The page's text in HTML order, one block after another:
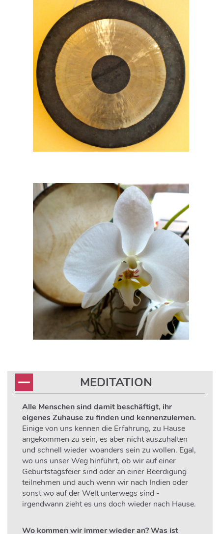
MEDITATION
Alle Menschen sind damit beschäftigt, ihr
eigenes Zuhause zu finden und kennenzulernen.
Einige von uns kennen die Erfahrung, zu Hause
angekommen zu sein, es aber nicht auszuhalten
und schnell wieder woanders sein zu wollen. Egal,
wo uns unser Weg hinführt, ob wir auf einer
Geburtstagsfeier sind oder an einer Beerdigung
teilnehmen und auch wenn wir nach Indien oder
sonst wo auf der Welt unterwegs sind -
irgendwann zieht es uns doch wieder nach Hause.
Wo kommen wir immer wieder an? Was ist